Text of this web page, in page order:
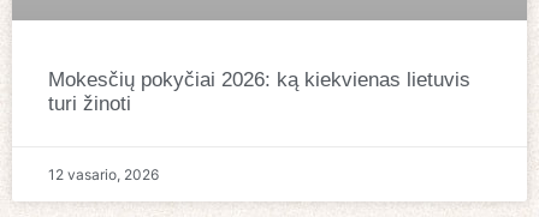
Mokesčių pokyčiai 2026: ką kiekvienas lietuvis
turi žinoti
12 vasario, 2026